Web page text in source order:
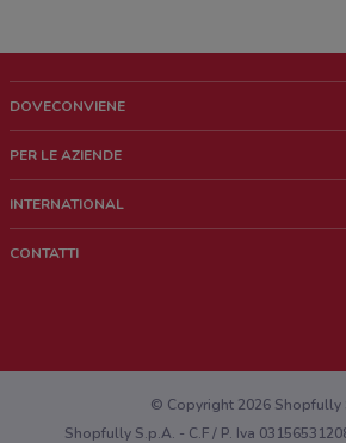
DOVECONVIENE
Chi siamo
Lavora con noi
PER LE AZIENDE
Richieste commerciali e marketing
INTERNATIONAL
CONTATTI
Hai un malfunzionamento sul web o sull'app?
© Copyright 2026 Shopfully
Shopfully S.p.A. - C.F / P. Iva